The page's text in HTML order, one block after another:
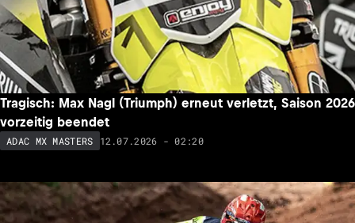
Tragisch: Max Nagl (Triumph) erneut verletzt, Saison 2026
vorzeitig beendet
ADAC MX MASTERS 12.07.2026 - 02:20